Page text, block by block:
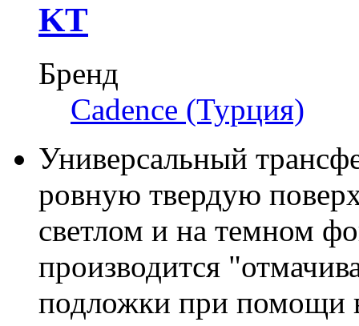
KT
Бренд
Cadence (Турция)
Универсальный
ровную твердую
светлом и на темном
производится
подложки при помощи